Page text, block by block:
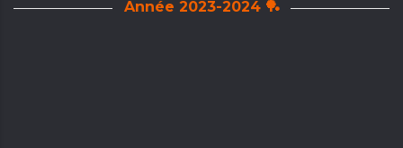
Année 2023-2024 🏓